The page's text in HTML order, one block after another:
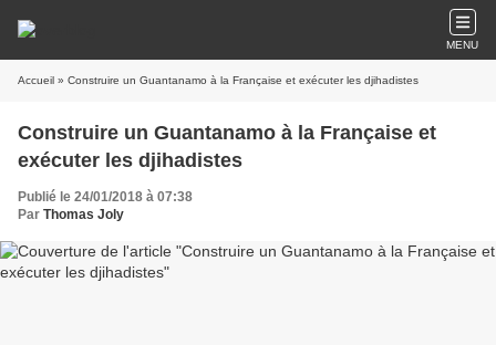
MENU
Accueil » Construire un Guantanamo à la Française et exécuter les djihadistes
Construire un Guantanamo à la Française et
exécuter les djihadistes
Publié le 24/01/2018 à 07:38
Par Thomas Joly